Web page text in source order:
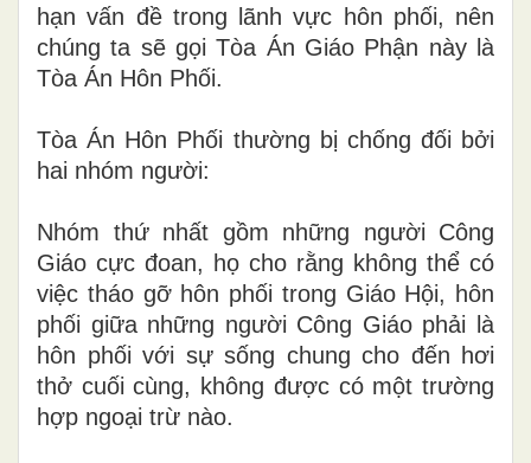
hạn vấn đề trong lãnh vực hôn phối, nên
chúng ta sẽ gọi Tòa Án Giáo Phận này là
Tòa Án Hôn Phối.
Tòa Án Hôn Phối thường bị chống đối bởi
hai nhóm người:
Nhóm thứ nhất gồm những người Công
Giáo cực đoan, họ cho rằng không thể có
việc tháo gỡ hôn phối trong Giáo Hội, hôn
phối giữa những người Công Giáo phải là
hôn phối với sự sống chung cho đến hơi
thở cuối cùng, không được có một trường
hợp ngoại trừ nào.